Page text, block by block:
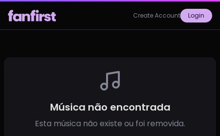
Create Account Login
Música não encontrada
Esta música não existe ou foi removida.